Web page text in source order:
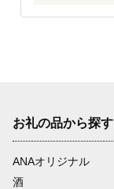
お礼の品から探す
ANAオリジナル
酒